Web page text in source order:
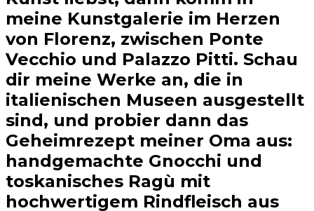
meine Kunstgalerie im Herzen
von Florenz, zwischen Ponte
Vecchio und Palazzo Pitti. Schau
dir meine Werke an, die in
italienischen Museen ausgestellt
sind, und probier dann das
Geheimrezept meiner Oma aus:
handgemachte Gnocchi und
toskanisches Ragù mit
hochwertigem Rindfleisch aus